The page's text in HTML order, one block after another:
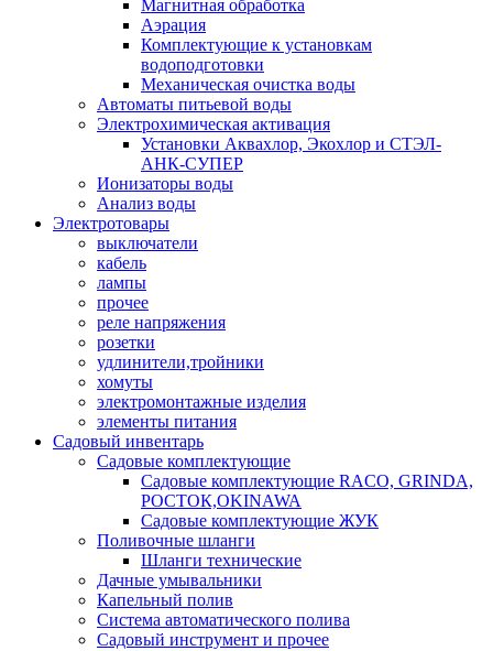
Магнитная обработка
Аэрация
Комплектующие к установкам
водоподготовки
Механическая очистка воды
Автоматы питьевой воды
Электрохимическая активация
Установки Аквахлор, Экохлор и СТЭЛ-
АНК-СУПЕР
Ионизаторы воды
Анализ воды
Электротовары
выключатели
кабель
лампы
прочее
реле напряжения
розетки
удлинители,тройники
хомуты
электромонтажные изделия
элементы питания
Садовый инвентарь
Садовые комплектующие
Садовые комплектующие RACO, GRINDA,
РОСТОК,OKINAWA
Садовые комплектующие ЖУК
Поливочные шланги
Шланги технические
Дачные умывальники
Капельный полив
Система автоматического полива
Садовый инструмент и прочее